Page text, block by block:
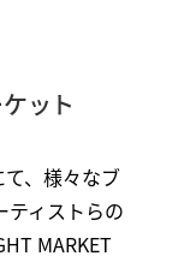
ット
て、様々なブ
ティストらの
MARKET